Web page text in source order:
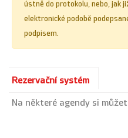
ústně do protokolu, nebo, jak
elektronické podobě
podpisem.
Rezervační systém
Na některé agendy si